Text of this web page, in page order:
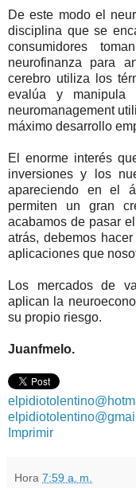
De este modo el
disciplina que se
consumidores
neurofinanza para
cerebro utiliza los
evalúa y
neuromanagement
máximo desarrollo
El enorme interés
inversiones y los
apareciendo en el
permiten un gran
acabamos de pasar
atrás, debemos
aplicaciones que
Los mercados de
aplican la
su propio riesgo.
Juanfmelo.
Imprimir
Hora 7:59 a. m.